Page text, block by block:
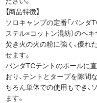
【商品特徴】
ソロキャンプの定番「パンダ
ステル×コットン混紡）のヘキ
焚き火の火の粉に強く、優れ
せます。
パンダTCテントのポールに
おり、テントとタープを隙間
ちろん単体での使用もでき、
ます。